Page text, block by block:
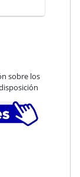
sobre los